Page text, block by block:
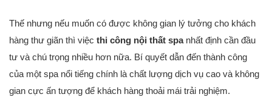
Thế nhưng nếu muốn có được không gian lý tưởng cho khách
hàng thư giãn thì việc thi công nội thất spanhất định cần đầu
tư và chú trọng nhiều hơn nữa. Bí quyết dẫn đến thành công
của một spa nổi tiếng chính là chất lượng dịch vụ cao và không
gian cực ấn tượng để khách hàng thoải mái trải nghiệm.